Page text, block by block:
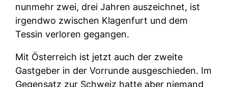
nunmehr zwei, drei Jahren auszeichnet, ist
irgendwo zwischen Klagenfurt und dem
Tessin verloren gegangen.
Mit Österreich ist jetzt auch der zweite
Gastgeber in der Vorrunde ausgeschieden. Im
Gegensatz zur Schweiz hatte aber niemand